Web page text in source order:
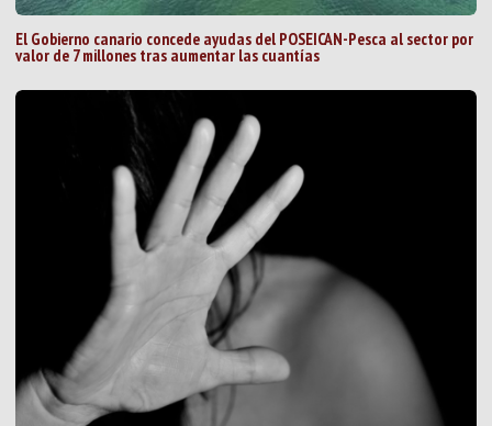
El Gobierno canario concede ayudas del POSEICAN-Pesca al sector por
valor de 7 millones tras aumentar las cuantías